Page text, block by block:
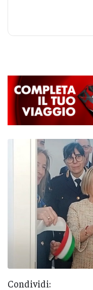
Condividi: